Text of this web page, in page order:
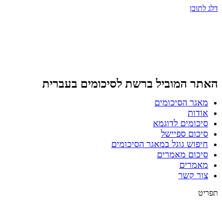
דלג לתוכן
האתר המוביל ברשת לסיכומים בעברית
מאגר הסיכומים
אודות
סיכומים לדוגמא
סיכום ספיישל
חיפוש גוגל במאגר הסיכומים
סיכום מאמרים
מאמרים
צור קשר
תפריט